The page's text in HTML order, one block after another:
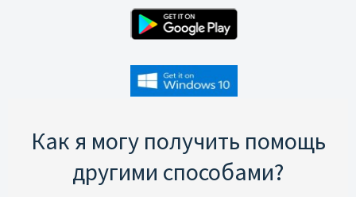
Как я могу получить помощь
другими способами?